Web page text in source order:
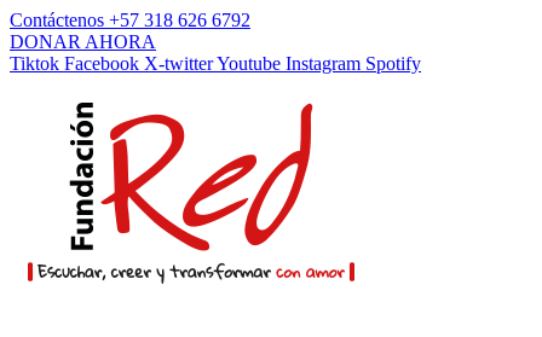
Contáctenos +57 318 626 6792
DONAR AHORA
Tiktok Facebook X-twitterYoutube Instagram Spotify